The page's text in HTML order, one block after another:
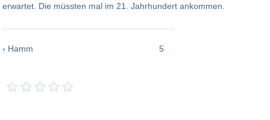
erwartet. Die müssten mal im 21. Jahrhundert ankommen.
› Hamm 5